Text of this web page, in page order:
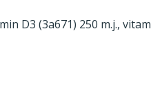
D3 (3a671) 250 m.j.,